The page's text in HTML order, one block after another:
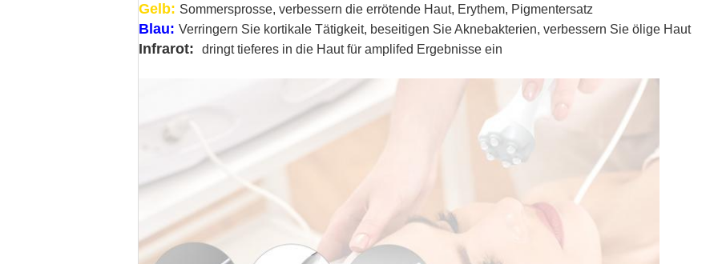
Gelb: Sommersprosse, verbessern die errötende Haut, Erythem, Pigmentersatz
Blau: Verringern Sie kortikale Tätigkeit, beseitigen Sie Aknebakterien, verbessern Sie ölige Haut
Infrarot: dringt tieferes in die Haut für amplifed Ergebnisse ein